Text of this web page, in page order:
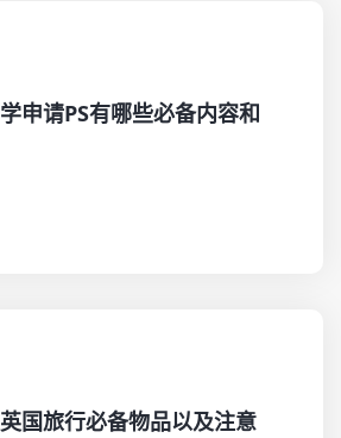
申请PS有哪些必备内容和
国旅行必备物品以及注意